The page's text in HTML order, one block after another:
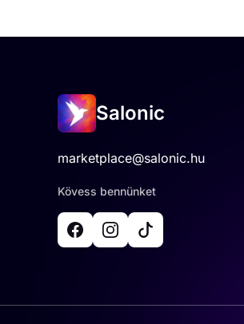
Salonic
marketplace@salonic.hu
Kövess bennünket